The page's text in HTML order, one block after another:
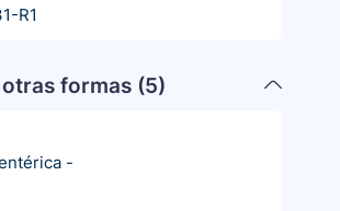
R1
formas (5)
-